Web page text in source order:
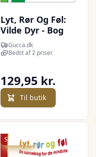
Lyt, Rør Og Føl:
Vilde Dyr - Bog
Gucca.dk
Bedst af 2 priser
129,95 kr.
Til butik
Spar 20 kr.